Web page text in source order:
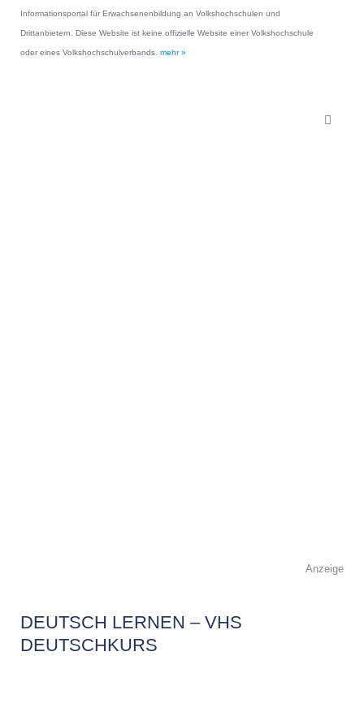
Informationsportal für Erwachsenenbildung an Volkshochschulen und
Drittanbietern. Diese Website ist keine offizielle Website einer Volkshochschule
oder eines Volkshochschulverbands. mehr »
Anzeige
DEUTSCH LERNEN – VHS
DEUTSCHKURS